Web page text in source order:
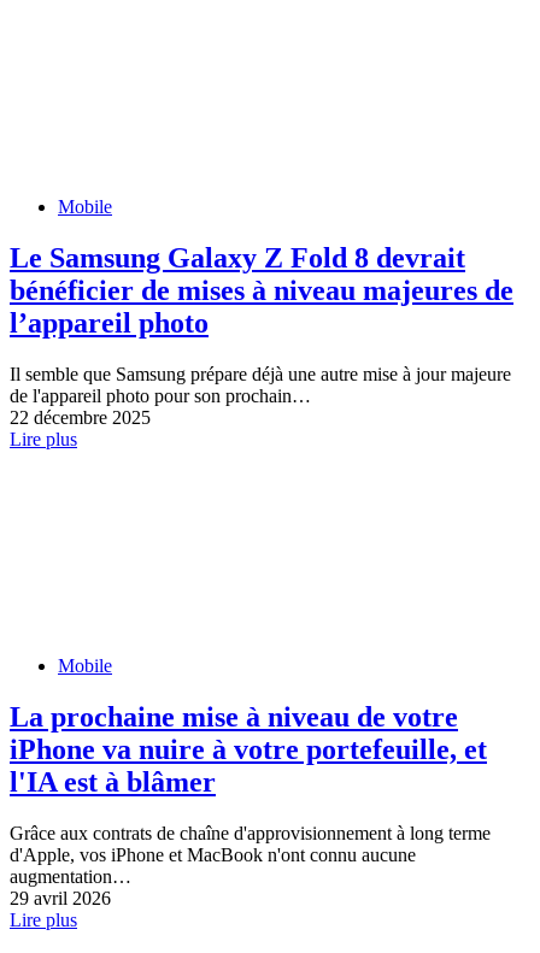
Mobile
Le Samsung Galaxy Z Fold 8 devrait
bénéficier de mises à niveau majeures de
l’appareil photo
Il semble que Samsung prépare déjà une autre mise à jour majeure
de l'appareil photo pour son prochain…
22 décembre 2025
Lire plus
Mobile
La prochaine mise à niveau de votre
iPhone va nuire à votre portefeuille, et
l'IA est à blâmer
Grâce aux contrats de chaîne d'approvisionnement à long terme
d'Apple, vos iPhone et MacBook n'ont connu aucune
augmentation…
29 avril 2026
Lire plus